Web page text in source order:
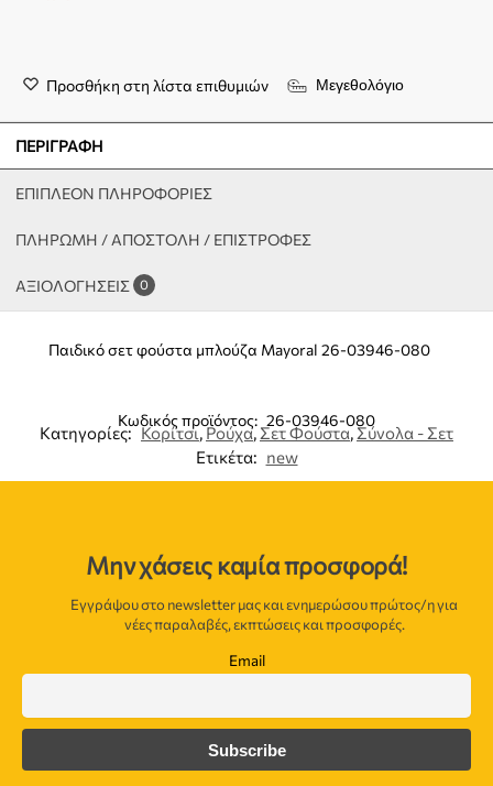
Προσθήκη στη λίστα επιθυμιών Μεγεθολόγιο
ΠΕΡΙΓΡΑΦΉ
ΕΠΙΠΛΈΟΝ ΠΛΗΡΟΦΟΡΊΕΣ
ΠΛΗΡΩΜΗ / ΑΠΟΣΤΟΛΗ / ΕΠΙΣΤΡΟΦΕΣ
ΑΞΙΟΛΟΓΉΣΕΙΣ 0
Παιδικό σετ φούστα μπλούζα Mayoral 26-03946-080
Κωδικός προϊόντος: 26-03946-080
Κατηγορίες: Κορίτσι,Ρούχα,Σετ Φούστα,Σύνολα - Σετ
Ετικέτα: new
Μην χάσεις καμία προσφορά!
Εγγράψου στο newsletter μας και ενημερώσου πρώτος/η για
νέες παραλαβές, εκπτώσεις και προσφορές.
Email